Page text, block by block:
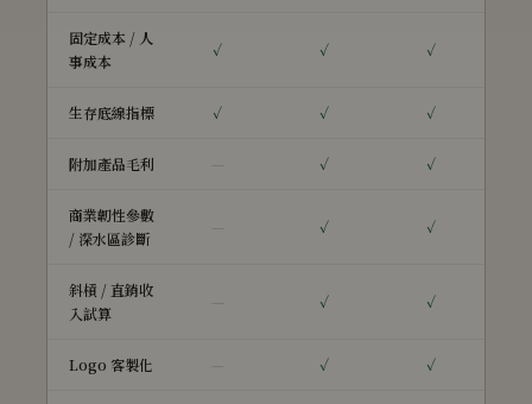
固定成本 / 人
事成本
✓ ✓ ✓
生存底線指標 ✓ ✓ ✓
附加產品毛利 — ✓ ✓
商業韌性參數
/ 深水區診斷
— ✓ ✓
斜槓 / 直銷收
入試算
— ✓ ✓
Logo 客製化 — ✓ ✓